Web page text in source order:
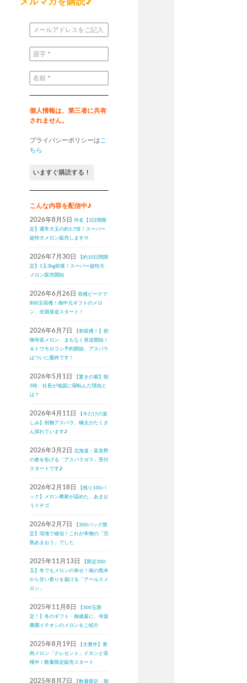
メ
ー
ル
ド
レ
ス
ご
記
入
だ
い
*
苗
字
*
名
前
*
個人情報は、第三者に共有
されません。
プライバシーポリシーはこ
ちら
こんな内容を配信中♪
2026年8月5日 件名【3日間限
定】通常大玉の約1.7倍！スーパー
超特大メロン販売します🍈
2026年7月30日
【約10日間限
定】1玉3kg前後！スーパー超特大
メロン販売開始
2026年6月26日 収穫ピークで
800玉収穫！御中元ギフトのメロ
ン、全国発送スタート！
2026年6月7日
【初収穫！】初
物寺坂メロン、まもなく発送開始！
＆トウモロコシ予約開始、アスパラ
はついに最終です！
2026年5月1日
【驚きの紫】朝
5時、社長が地面に寝転んだ理由と
は？
2026年4月11日
【今だけの楽
しみ】初物アスパラ、極太がたくさ
ん採れています♪
2026年3月2日 北海道・富良野
の春を告げる「アスパラガス」受付
スタートです♪
2026年2月18日
【残り100パ
ック】メロン農家が認めた、あまお
うイチゴ
2026年2月7日
【300パック限
定】現地で確信！これが本物の「完
熟あまおう」でした
2025年11月13日
【限定300
玉】冬でもメロンの幸せ！南の熊本
から甘い香りを届ける「アールスメ
ロン」
2025年11月8日
【300玉限
定！】冬のギフト・御歳暮に、寺坂
農園イチオシのメロンをご紹介
2025年8月19日
【大豊作】青
肉メロン「クレセント」ドカンと収
穫中！数量限定販売スタート
2025年8月7日 【数量限定・期